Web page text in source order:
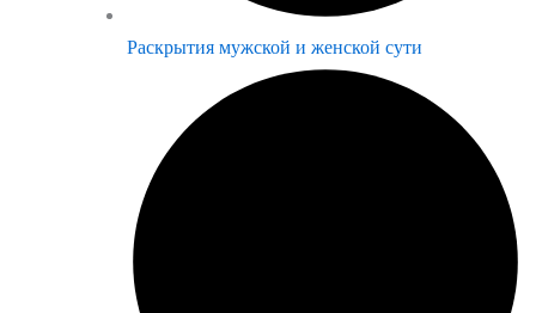
Раскрытия мужской и женской сути